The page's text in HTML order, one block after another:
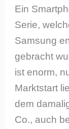
Ein
Serie,
Samsung
gebracht
ist enorm,
Marktstart
dem
Co., auch